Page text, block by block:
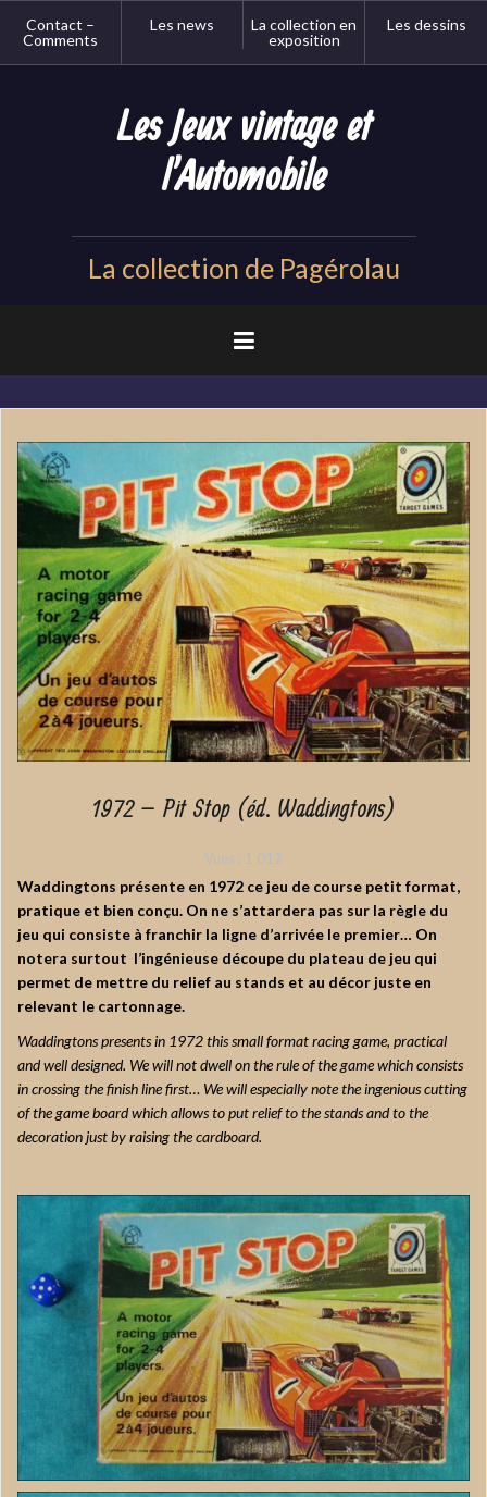
Contact –
Comments
Les news
La collection en
exposition
Les dessins
Les Jeux vintage et
l'Automobile
La collection de Pagérolau
1972 – Pit Stop (éd. Waddingtons)
Vues : 1 012
Waddingtons présente en 1972 ce jeu de course petit format,
pratique et bien conçu. On ne s’attardera pas sur la règle du
jeu qui consiste à franchir la ligne d’arrivée le premier… On
notera surtout l’ingénieuse découpe du plateau de jeu qui
permet de mettre du relief au stands et au décor juste en
relevant le cartonnage.
Waddingtons presents in 1972 this small format racing game, practical
and well designed. We will not dwell on the rule of the game which consists
in crossing the finish line first… We will especially note the ingenious cutting
of the game board which allows to put relief to the stands and to the
decoration just by raising the cardboard.